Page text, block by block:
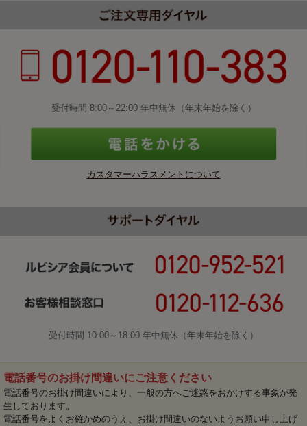
受付時間 8:00～22:00 年中無休（年末年始を除く）
カスタマーハラスメントについて
受付時間 10:00～18:00 年中無休（年末年始を除く）
電話番号のお掛け間違いにご注意ください
電話番号のお掛け間違いにより、一般の方へご迷惑をおかけする事象が発
生しております。
電話番号をよくお確かめのうえ、お掛け間違いのないようお願い申し上げ